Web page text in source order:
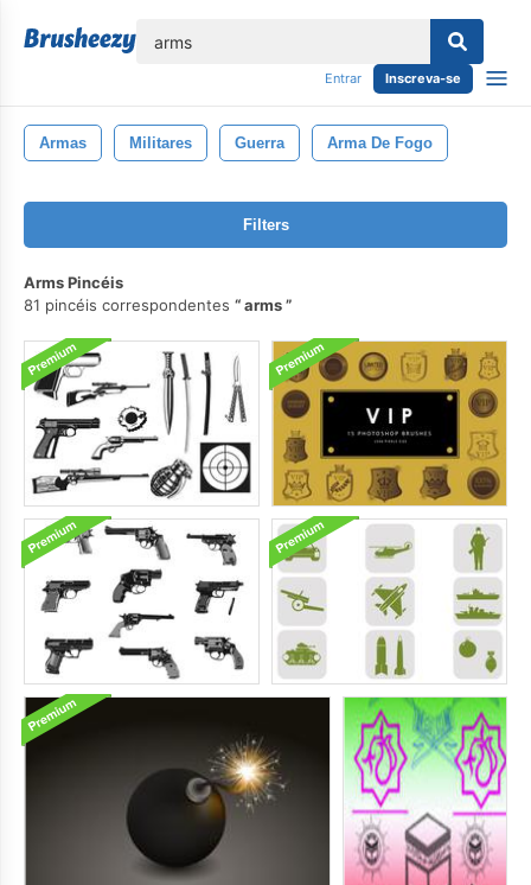
Entrar Inscreva-se
Armas Militares Guerra Arma De Fogo
Filters
Arms Pincéis
81 pincéis correspondentes
arms